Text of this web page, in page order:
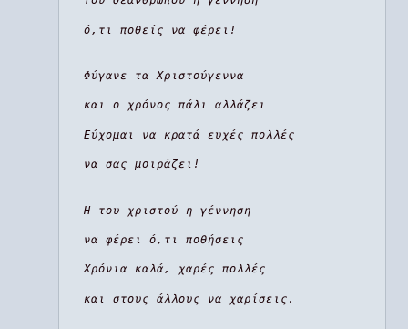
ό,τι ποθείς να φέρει!
Φύγανε τα Χριστούγεννα
και ο χρόνος πάλι αλλάζει
Εύχομαι να κρατά ευχές πολλές
να σας μοιράζει!
Η του χριστού η γέννηση
να φέρει ό,τι ποθήσεις
Χρόνια καλά, χαρές πολλές
και στους άλλους να χαρίσεις.